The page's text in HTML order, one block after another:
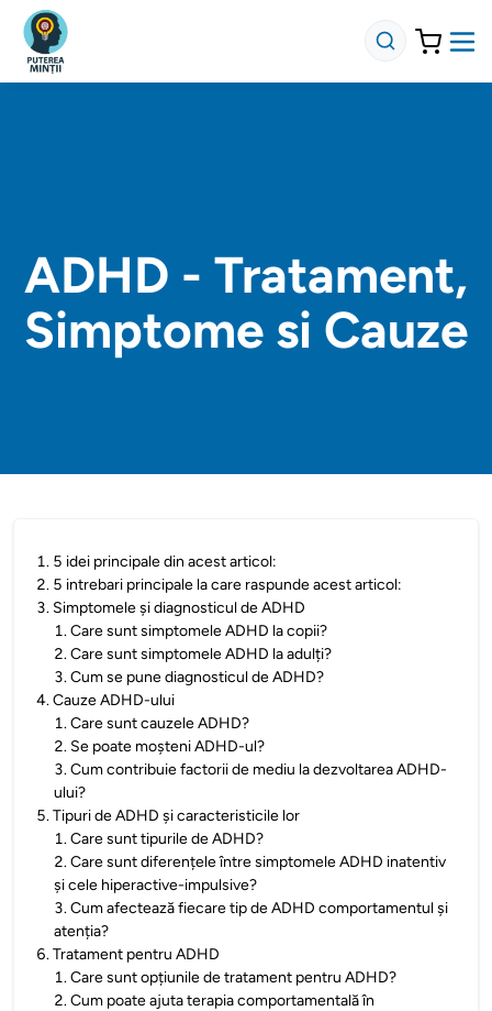
ADHD - Tratament,
Simptome si Cauze
1. 5 idei principale din acest articol:
2. 5 intrebari principale la care raspunde acest articol:
3. Simptomele și diagnosticul de ADHD
1.Care sunt simptomele ADHD la copii?
2.Care sunt simptomele ADHD la adulți?
3.Cum se pune diagnosticul de ADHD?
4.Cauze ADHD-ului
1.Care sunt cauzele ADHD?
2. Se poate moșteni ADHD-ul?
3.Cum contribuie factorii de mediu la dezvoltarea ADHD-
ului?
5.Tipuri de ADHD și caracteristicile lor
1.Care sunt tipurile de ADHD?
2.Care sunt diferențele între simptomele ADHD inatentiv
și cele hiperactive-impulsive?
3.Cum afectează fiecare tip de ADHD comportamentul și
atenția?
6.Tratament pentru ADHD
1.Care sunt opțiunile de tratament pentru ADHD?
2.Cum poate ajuta terapia comportamentală în